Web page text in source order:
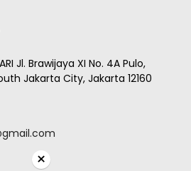
Jl. Brawijaya XI No. 4A Pulo,
Jakarta City, Jakarta 12160
×